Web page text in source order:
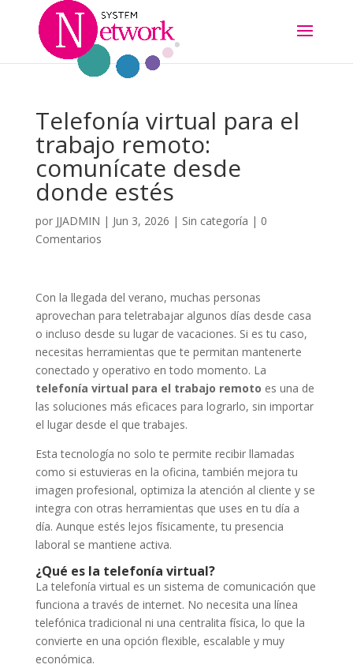
Telefonía virtual para el
trabajo remoto:
comunícate desde
donde estés
por JJADMIN | Jun 3, 2026 | Sin categoría | 0
Comentarios
Con la llegada del verano, muchas personas
aprovechan para teletrabajar algunos días desde casa
o incluso desde su lugar de vacaciones. Si es tu caso,
necesitas herramientas que te permitan mantenerte
conectado y operativo en todo momento. La
telefonía virtual para el trabajo remoto es una de
las soluciones más eficaces para lograrlo, sin importar
el lugar desde el que trabajes.
Esta tecnología no solo te permite recibir llamadas
como si estuvieras en la oficina, también mejora tu
imagen profesional, optimiza la atención al cliente y se
integra con otras herramientas que uses en tu día a
día. Aunque estés lejos físicamente, tu presencia
laboral se mantiene activa.
¿Qué es la telefonía virtual?
La telefonía virtual es un sistema de comunicación que
funciona a través de internet. No necesita una línea
telefónica tradicional ni una centralita física, lo que la
convierte en una opción flexible, escalable y muy
económica.